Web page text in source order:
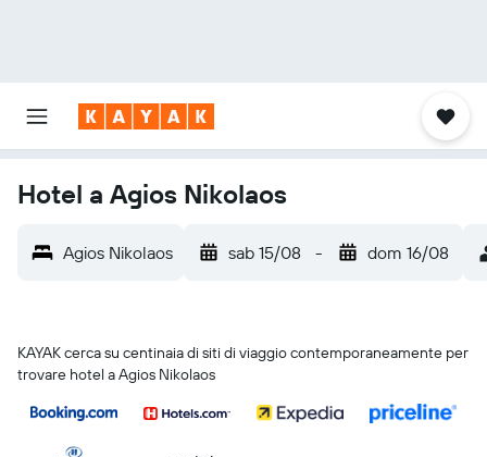
Hotel a Agios Nikolaos
Agios Nikolaos sab 15/08 - dom 16/08
KAYAK cerca su centinaia di siti di viaggio contemporaneamente per
trovare hotel a Agios Nikolaos